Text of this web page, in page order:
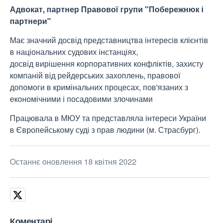
Адвокат, партнер Правової групи "Побережнюк і
партнери"
Має значний досвід представництва інтересів клієнтів
в національних судових інстанціях,
досвід вирішення корпоративних конфліктів, захисту
компаній від рейдерських захоплень, правової
допомоги в кримінальних процесах, пов'язаних з
економічними і посадовими злочинами
Працювала в МЮУ та представляла інтереси України
в Європейському суді з прав людини (м. Страсбург).
Останнє оновлення 18 квітня 2022